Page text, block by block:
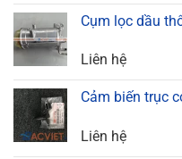
Cụm lọc dầu
Liên hệ
Cảm biến trục
Liên hệ